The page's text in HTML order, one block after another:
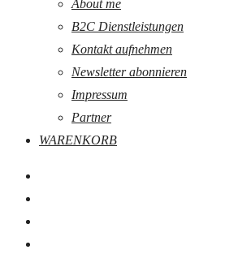
About me
B2C Dienstleistungen
Kontakt aufnehmen
Newsletter abonnieren
Impressum
Partner
WARENKORB